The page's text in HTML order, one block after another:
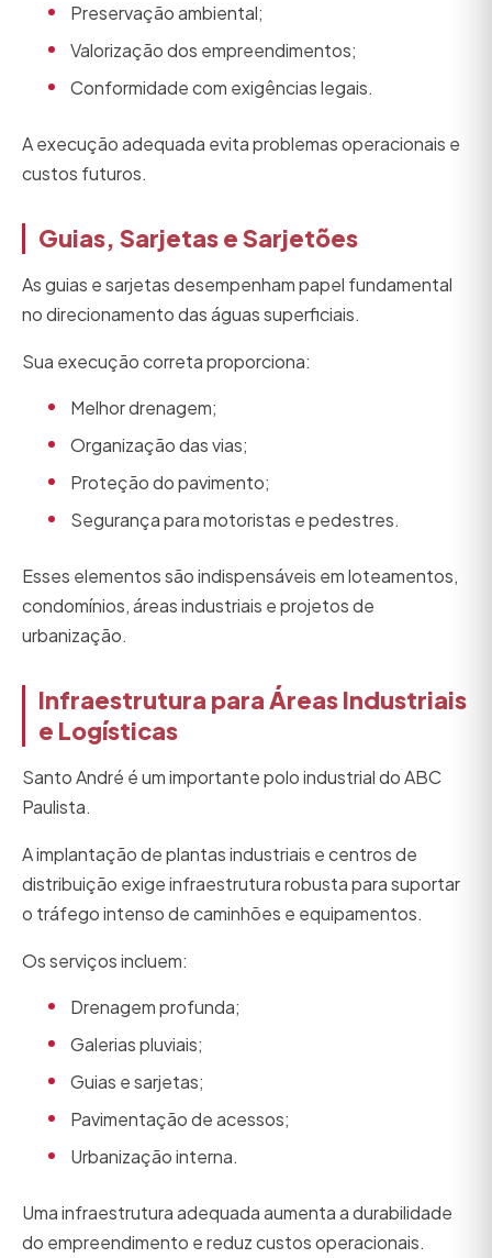
Preservação ambiental;
Valorização dos empreendimentos;
Conformidade com exigências legais.
A execução adequada evita problemas operacionais e
custos futuros.
Guias, Sarjetas e Sarjetões
As guias e sarjetas desempenham papel fundamental
no direcionamento das águas superficiais.
Sua execução correta proporciona:
Melhor drenagem;
Organização das vias;
Proteção do pavimento;
Segurança para motoristas e pedestres.
Esses elementos são indispensáveis em loteamentos,
condomínios, áreas industriais e projetos de
urbanização.
Infraestrutura para Áreas Industriais
e Logísticas
Santo André é um importante polo industrial do ABC
Paulista.
A implantação de plantas industriais e centros de
distribuição exige infraestrutura robusta para suportar
o tráfego intenso de caminhões e equipamentos.
Os serviços incluem:
Drenagem profunda;
Galerias pluviais;
Guias e sarjetas;
Pavimentação de acessos;
Urbanização interna.
Uma infraestrutura adequada aumenta a durabilidade
do empreendimento e reduz custos operacionais.